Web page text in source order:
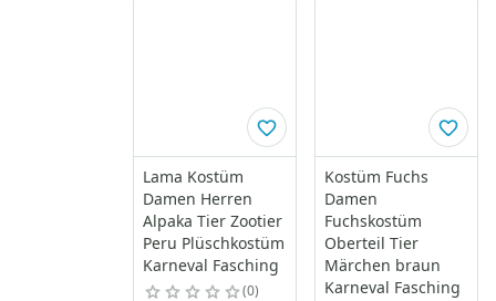
Lama Kostüm
Damen Herren
Alpaka Tier Zootier
Peru Plüschkostüm
Karneval Fasching
0
Kostüm Fuchs
Damen
Fuchskostüm
Oberteil Tier
Märchen braun
Karneval Fasching